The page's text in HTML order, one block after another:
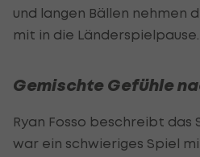
und langen Bällen nehmen
mit in die Länderspielpause.
Gemischte Gefühle
Ryan Fosso beschreibt das
war ein schwieriges Spiel